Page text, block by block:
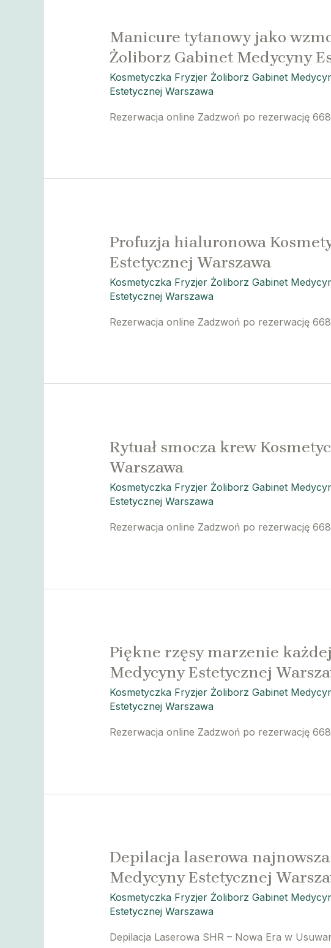
Manicure tytanowy jako
Żoliborz Gabinet Medycyny
Kosmetyczka Fryzjer Żoliborz Gabinet
Estetycznej Warszawa
Rezerwacja online Zadzwoń po rezerwację
Profuzja hialuronowa
Estetycznej Warszawa
Kosmetyczka Fryzjer Żoliborz Gabinet
Estetycznej Warszawa
Rezerwacja online Zadzwoń po rezerwację
Rytuał smocza krew
Warszawa
Kosmetyczka Fryzjer Żoliborz Gabinet
Estetycznej Warszawa
Rezerwacja online Zadzwoń po rezerwację
Piękne rzęsy marzenie
Medycyny Estetycznej
Kosmetyczka Fryzjer Żoliborz Gabinet
Estetycznej Warszawa
Rezerwacja online Zadzwoń po rezerwację
Depilacja laserowa
Medycyny Estetycznej
Kosmetyczka Fryzjer Żoliborz Gabinet
Estetycznej Warszawa
Depilacja Laserowa SHR – Nowa Era w